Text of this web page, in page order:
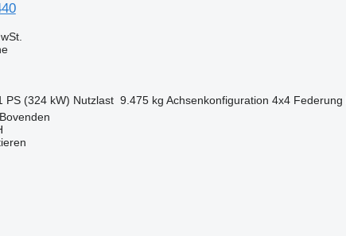
PS (324 kW) Nutzlast 9.475 kg Achsenkonfiguration 4x4 Federung